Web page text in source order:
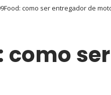
como ser entregador de
como